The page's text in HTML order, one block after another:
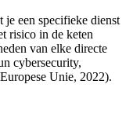
een specifieke dienst
risico in de keten
van elke directe
cybersecurity,
Unie, 2022).